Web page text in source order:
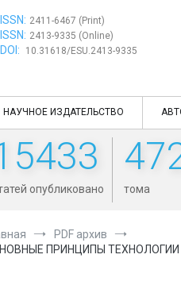
ISSN: 2411-6467 (Print)
ISSN: 2413-9335 (Online)
DOI: 10.31618/ESU.2413-9335
НАУЧНОЕ ИЗДАТЕЛЬСТВО
опубликовано тома
PDF архив
ПРИНЦИПЫ